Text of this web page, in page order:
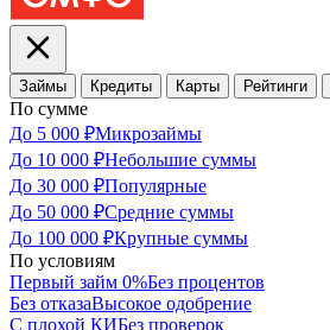
Займы Кредиты Карты Рейтинги
По сумме
До 5 000 ₽Микрозаймы
До 10 000 ₽Небольшие суммы
До 30 000 ₽Популярные
До 50 000 ₽Средние суммы
До 100 000 ₽Крупные суммы
По условиям
Первый займ 0%Без процентов
Без отказаВысокое одобрение
С плохой КИБез проверок